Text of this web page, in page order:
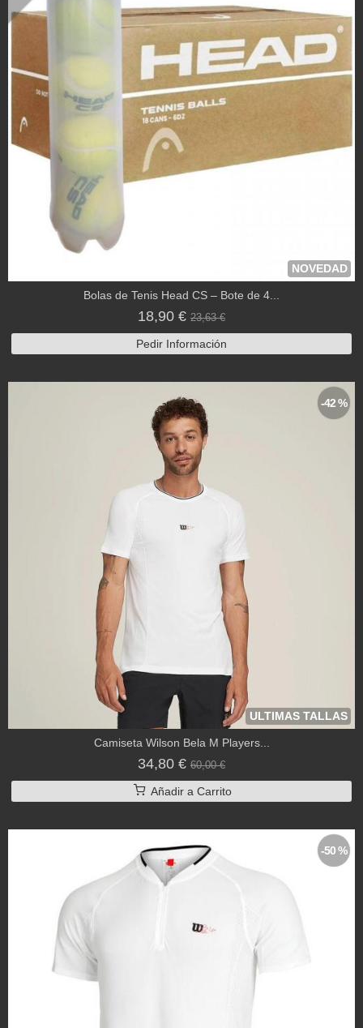
NOVEDAD
Bolas de Tenis Head CS – Bote de 4...
18,90 € 23,63 €
Pedir Información
ULTIMAS TALLAS
-42 %
Camiseta Wilson Bela M Players...
34,80 € 60,00 €
Añadir a Carrito
-50 %